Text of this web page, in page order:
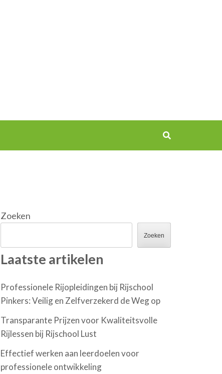
Zoeken
Zoeken
Laatste artikelen
Professionele Rijopleidingen bij Rijschool
Pinkers: Veilig en Zelfverzekerd de Weg op
Transparante Prijzen voor Kwaliteitsvolle
Rijlessen bij Rijschool Lust
Effectief werken aan leerdoelen voor
professionele ontwikkeling